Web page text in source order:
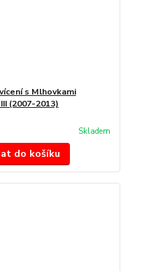
s Mlhovkami
(2007-2013)
Skladem
do košíku